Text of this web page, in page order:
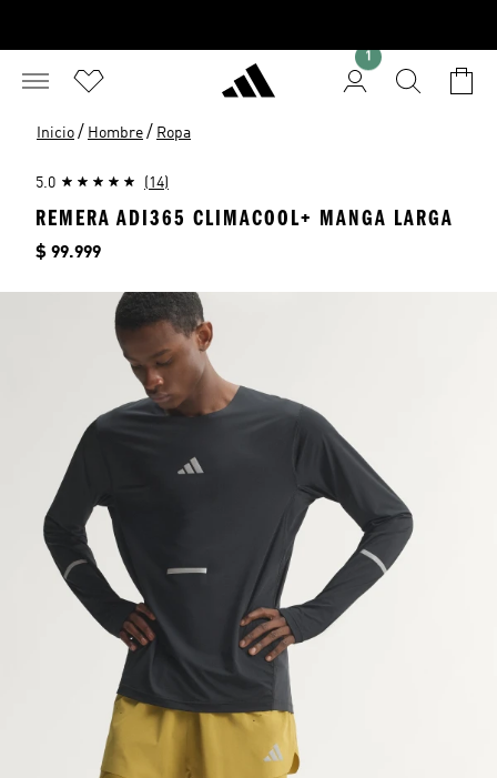
1
Inicio / Hombre / Ropa
5.0 (14)
REMERA ADI365 CLIMACOOL+ MANGA LARGA
Precio
$ 99.999